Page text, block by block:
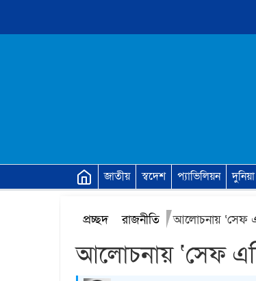
জাতীয়
স্বদেশ প্যাভিলিয়ন দুনিয়া
প্রচ্ছদ রাজনীতি আলোচনায় ‘সেফ
আলোচনায় ‘সেফ